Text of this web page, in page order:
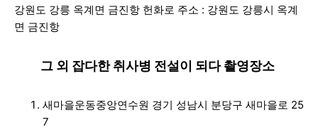
강원도 강릉 옥계면 금진항 헌화로 주소 : 강원도 강릉시 옥계
면 금진항
그 외 잡다한 취사병 전설이 되다 촬영장소
새마을운동중앙연수원 경기 성남시 분당구 새마을로 25
7